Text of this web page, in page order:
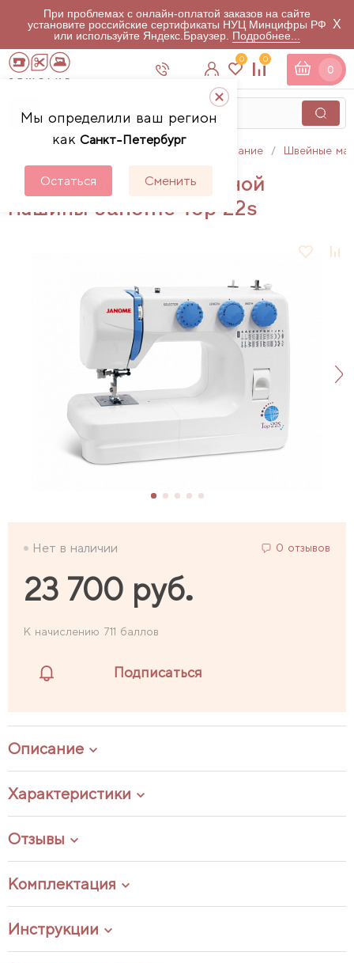
При проблемах с онлайн-оплатой заказов на сайте
установите российские сертификаты НУЦ Минцифры РФ
или используйте Яндекс.Браузер. Подробнее...
X
Мы определили ваш регион
как Санкт-Петербург
Остаться Сменить
0 0
0
Швейное оборудование Швейные
Инструкции для швейной
машины Janome Top 22s
Нет в наличии 0 отзывов
23 700 руб.
К начислению 711 баллов
Подписаться
Описание
Характеристики
Отзывы
Комплектация
Инструкции